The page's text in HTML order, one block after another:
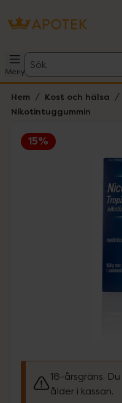
Meny
Sök
Hem Kost och hälsa
Nikotintuggummin
15%
Lista: .
18-årsgräns.
ålder i kassan.